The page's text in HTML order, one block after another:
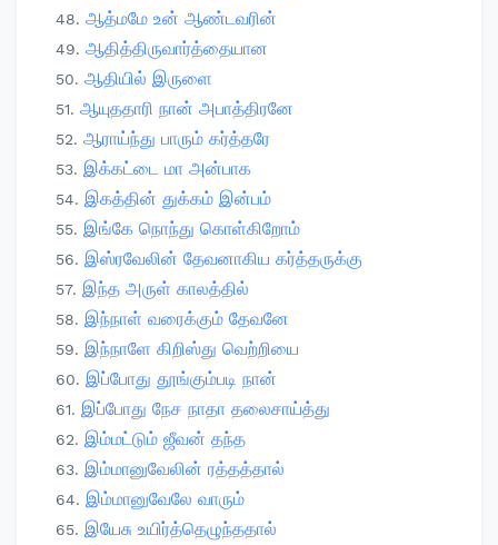
ஆத்மமே உன் ஆண்டவரின்
ஆதித்திருவார்த்தையான
ஆதியில் இருளை
ஆயுததாரி நான் அபாத்திரனே
ஆராய்ந்து பாரும் கர்த்தரே
இக்கட்டை மா அன்பாக
இகத்தின் துக்கம் இன்பம்
இங்கே நொந்து கொள்கிறோம்
இஸ்ரவேலின் தேவனாகிய கர்த்தருக்கு
இந்த அருள் காலத்தில்
இந்நாள் வரைக்கும் தேவனே
இந்நாளே கிறிஸ்து வெற்றியை
இப்போது தூங்கும்படி நான்
இப்போது நேச நாதா தலைசாய்த்து
இம்மட்டும் ஜீவன் தந்த
இம்மானுவேலின் ரத்தத்தால்
இம்மானுவேலே வாரும்
இயேசு உயிர்த்தெழுந்ததால்